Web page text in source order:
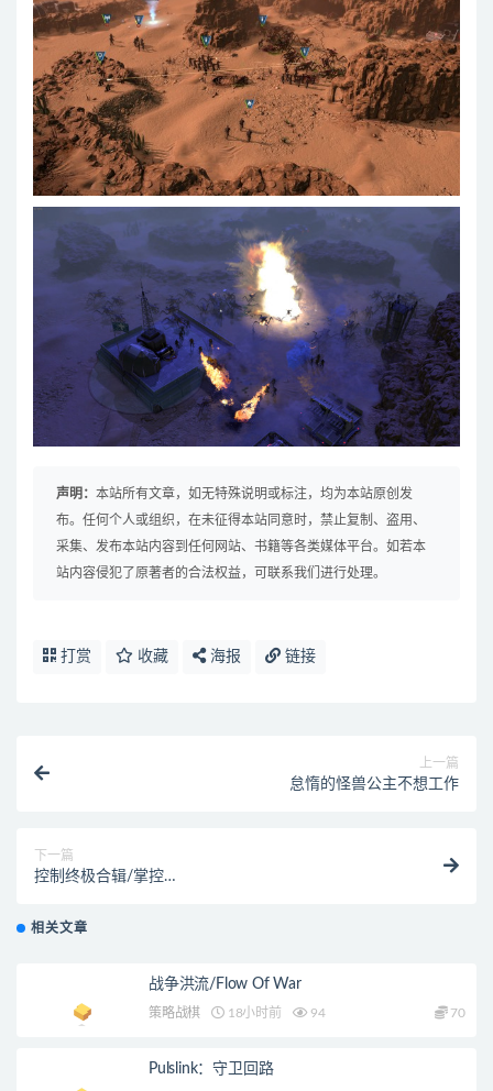
声明： 本站所有文章，如无特殊说明或标注，均为本站原创发
布。任何个人或组织，在未征得本站同意时，禁止复制、盗用、
采集、发布本站内容到任何网站、书籍等各类媒体平台。如若本
站内容侵犯了原著者的合法权益，可联系我们进行处理。
打赏 收藏 海报 链接
上一篇
怠惰的怪兽公主不想工作
下一篇
控制终极合辑/掌控
相关文章
战争洪流/Flow Of War
策略战棋 18小时前 94 70
Pulslink：守卫回路